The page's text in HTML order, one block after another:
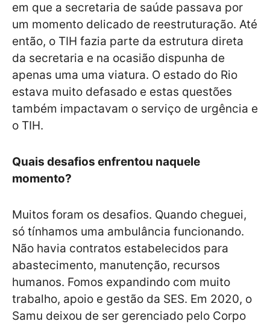
em que a secretaria de saúde passava por
um momento delicado de reestruturação. Até
então, o TIH fazia parte da estrutura direta
da secretaria e na ocasião dispunha de
apenas uma uma viatura. O estado do Rio
estava muito defasado e estas questões
também impactavam o serviço de urgência e
o TIH.
Quais desafios enfrentou naquele
momento?
Muitos foram os desafios. Quando cheguei,
só tínhamos uma ambulância funcionando.
Não havia contratos estabelecidos para
abastecimento, manutenção, recursos
humanos. Fomos expandindo com muito
trabalho, apoio e gestão da SES. Em 2020, o
Samu deixou de ser gerenciado pelo Corpo